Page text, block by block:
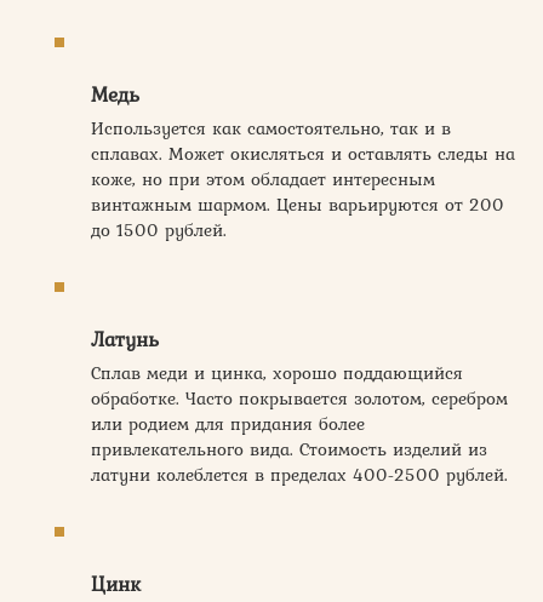
Медь
Используется как самостоятельно, так и в
сплавах. Может окисляться и оставлять следы на
коже, но при этом обладает интересным
винтажным шармом. Цены варьируются от 200
до 1500 рублей.
Латунь
Сплав меди и цинка, хорошо поддающийся
обработке. Часто покрывается золотом, серебром
или родием для придания более
привлекательного вида. Стоимость изделий из
латуни колеблется в пределах 400-2500 рублей.
Цинк